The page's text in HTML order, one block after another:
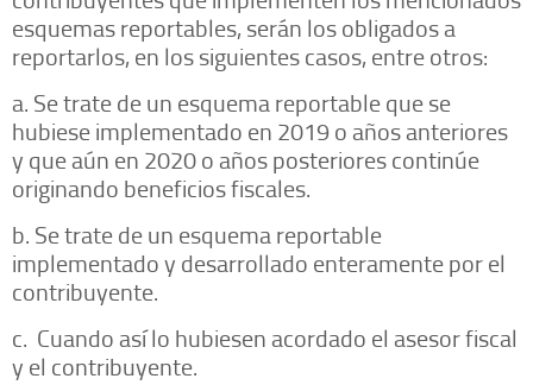
esquemas reportables, serán los obligados a
reportarlos, en los siguientes casos, entre otros:
a. Se trate de un esquema reportable que se
hubiese implementado en 2019 o años anteriores
y que aún en 2020 o años posteriores continúe
originando beneficios fiscales.
b. Se trate de un esquema reportable
implementado y desarrollado enteramente por el
contribuyente.
c. Cuando así lo hubiesen acordado el asesor fiscal
y el contribuyente.